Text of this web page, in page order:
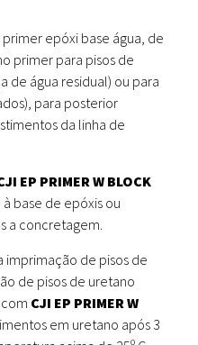
primer epóxi base água, de
primer para pisos de
de água residual) ou para
para posterior
da linha de
EP PRIMER W BLOCK
base de epóxis ou
a concretagem.
de pisos de
de pisos de uretano
CJI EP PRIMER W
em uretano após 3